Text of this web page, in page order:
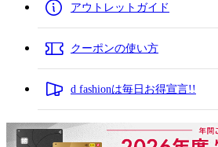
アウトレットガイド
クーポンの使い方
d fashionは毎日お得宣言!!